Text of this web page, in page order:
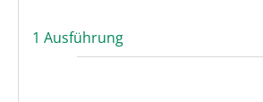
1 Ausführung